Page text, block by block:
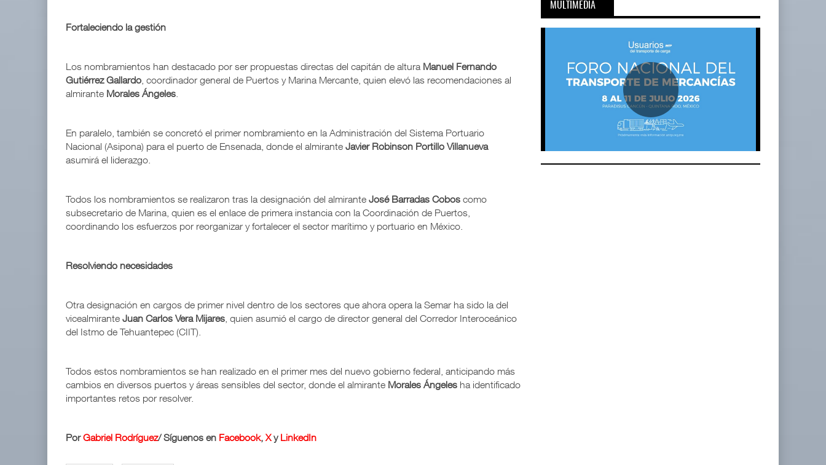
Fortaleciendo la gestión
Los nombramientos han destacado por ser propuestas directas del capitán de altura Manuel Fernando
Gutiérrez Gallardo , coordinador general de Puertos y Marina Mercante, quien elevó las recomendaciones al
almirante Morales Ángeles
En paralelo, también se concretó el primer nombramiento en la Administración del Sistema Portuario
Nacional (Asipona) para el puerto de Ensenada, donde el almirante Javier Robinson Portillo Villanueva
asumirá el liderazgo.
Todos los nombramientos se realizaron tras la designación del almirante José Barradas Cobos como
subsecretario de Marina, quien es el enlace de primera instancia con la Coordinación de Puertos,
coordinando los esfuerzos por reorganizar y fortalecer el sector marítimo y portuario en México.
Resolviendo necesidades
Otra designación en cargos de primer nivel dentro de los sectores que ahora opera la Semar ha sido la del
vicealmirante Juan Carlos Vera Mijares , quien asumió el cargo de director general del Corredor Interoceánico
del Istmo de Tehuantepec (CIIT).
Todos estos nombramientos se han realizado en el primer mes del nuevo gobierno federal, anticipando más
cambios en diversos puertos y áreas sensibles del sector, donde el almirante Morales Ángeles ha identificado
importantes retos por resolver.
PorGabriel Rodríguez/Síguenos en Facebook, Xy LinkedIn
MULTIMEDIA